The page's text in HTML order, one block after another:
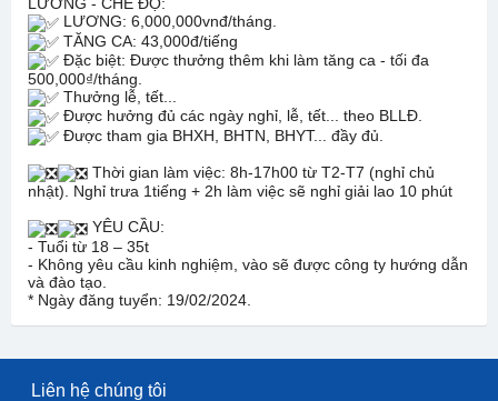
LƯƠNG - CHẾ ĐỘ:
LƯƠNG: 6,000,000vnđ/tháng.
TĂNG CA: 43,000đ/tiếng
Đặc biệt: Được thưởng thêm khi làm tăng ca - tối đa
500,000₫/tháng.
Thưởng lễ, tết...
Được hưởng đủ các ngày nghỉ, lễ, tết... theo BLLĐ.
Được tham gia BHXH, BHTN, BHYT... đầy đủ.
Thời gian làm việc: 8h-17h00 từ T2-T7 (nghỉ chủ
nhật). Nghỉ trưa 1tiếng + 2h làm việc sẽ nghỉ giải lao 10 phút
YÊU CẦU:
- Tuổi từ 18 – 35t
- Không yêu cầu kinh nghiệm, vào sẽ được công ty hướng dẫn
và đào tạo.
* Ngày đăng tuyển: 19/02/2024.
Liên hệ chúng tôi